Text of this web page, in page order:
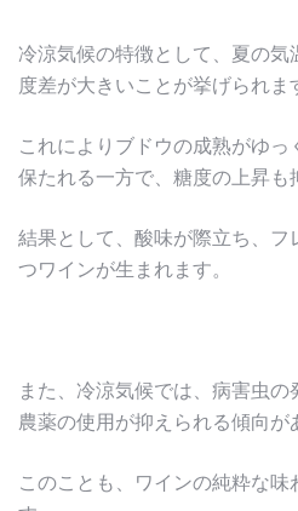
冷涼気候の特徴として、夏の
度差が大きいことが挙げられま
これによりブドウの成熟がゆっ
保たれる一方で、糖度の上昇も
結果として、酸味が際立ち、
つワインが生まれます。
また、冷涼気候では、病害虫の
農薬の使用が抑えられる傾向が
このことも、ワインの純粋な味